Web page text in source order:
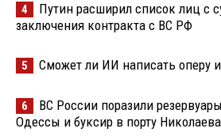
4
Путин расширил список лиц с
заключения контракта с ВС РФ
5 Сможет ли ИИ написать оперу
6
ВС России поразили
Одессы и буксир в порту Николаева